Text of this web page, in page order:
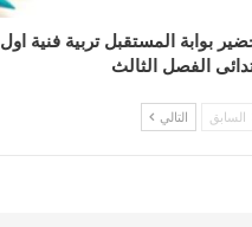
بوابة المستقبل تربية فنية اول
الفصل الثالث
السابق التالي